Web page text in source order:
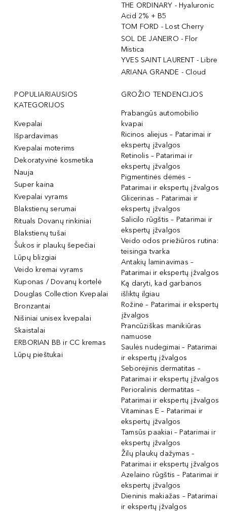
THE ORDINARY - Hyaluronic
Acid 2% + B5
TOM FORD - Lost Cherry
SOL DE JANEIRO - Flor
Mistica
YVES SAINT LAURENT - Libre
ARIANA GRANDE - Cloud
POPULIARIAUSIOS
KATEGORIJOS
Kvepalai
Išpardavimas
Kvepalai moterims
Dekoratyvinė kosmetika
Nauja
Super kaina
Kvepalai vyrams
Blakstienų serumai
Rituals Dovanų rinkiniai
Blakstienų tušai
Šukos ir plaukų šepečiai
Lūpų blizgiai
Veido kremai vyrams
Kuponas / Dovanų kortelė
Douglas Collection Kvepalai
Bronzantai
Nišiniai unisex kvepalai
Skaistalai
ERBORIAN BB ir CC kremas
Lūpų pieštukai
GROŽIO TENDENCIJOS
Prabangūs automobilio
kvapai
Ricinos aliejus – Patarimai ir
ekspertų įžvalgos
Retinolis – Patarimai ir
ekspertų įžvalgos
Pigmentinės dėmės –
Patarimai ir ekspertų įžvalgos
Glicerinas – Patarimai ir
ekspertų įžvalgos
Salicilo rūgštis – Patarimai ir
ekspertų įžvalgos
Veido odos priežiūros rutina:
teisinga tvarka
Antakių laminavimas –
Patarimai ir ekspertų įžvalgos
Ką daryti, kad garbanos
išliktų ilgiau
Rožinė – Patarimai ir ekspertų
įžvalgos
Prancūziškas manikiūras
namuose
Saulės nudegimai – Patarimai
ir ekspertų įžvalgos
Seborėjinis dermatitas –
Patarimai ir ekspertų įžvalgos
Perioralinis dermatitas –
Patarimai ir ekspertų įžvalgos
Vitaminas E – Patarimai ir
ekspertų įžvalgos
Tamsūs paakiai – Patarimai ir
ekspertų įžvalgos
Žilų plaukų dažymas –
Patarimai ir ekspertų įžvalgos
Azelaino rūgštis – Patarimai ir
ekspertų įžvalgos
Dieninis makiažas – Patarimai
ir ekspertų įžvalgos